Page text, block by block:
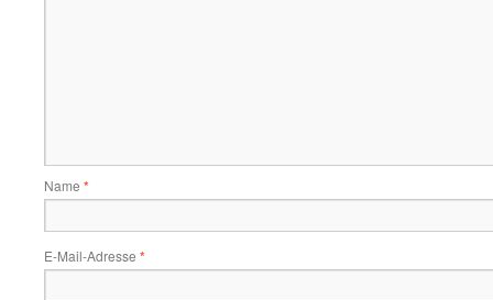
Name *
E-Mail-Adresse *